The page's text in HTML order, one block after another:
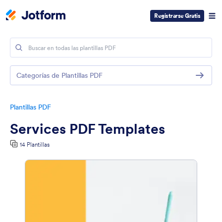
Registrarse Gratis
Plantillas PDF
Services PDF Templates
14 Plantillas
Categorías de Plantillas PDF